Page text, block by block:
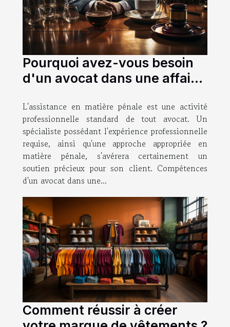
Pourquoi avez-vous besoin
d'un avocat dans une affaire
L'assistance en matière pénale est une activité
professionnelle standard de tout avocat. Un
spécialiste possédant l'expérience professionnelle
requise, ainsi qu'une approche appropriée en
matière pénale, s'avérera certainement un
soutien précieux pour son client. Compétences
d'un avocat dans une...
Comment réussir à créer